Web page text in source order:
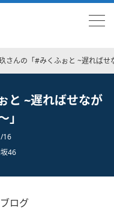
さんの「#みくふぉと ~遅ればせ
と ~遅ればせなが
」
16
46
ログ